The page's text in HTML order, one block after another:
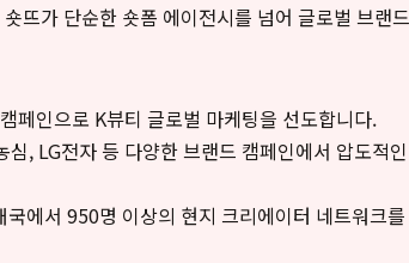
뜨가 단순한 숏폼 에이전시를 넘어 글로벌 브랜
페인으로 K뷰티 글로벌 마케팅을 선도합니다.
심, LG전자 등 다양한 브랜드 캠페인에서 압도적
에서 950명 이상의 현지 크리에이터 네트워크